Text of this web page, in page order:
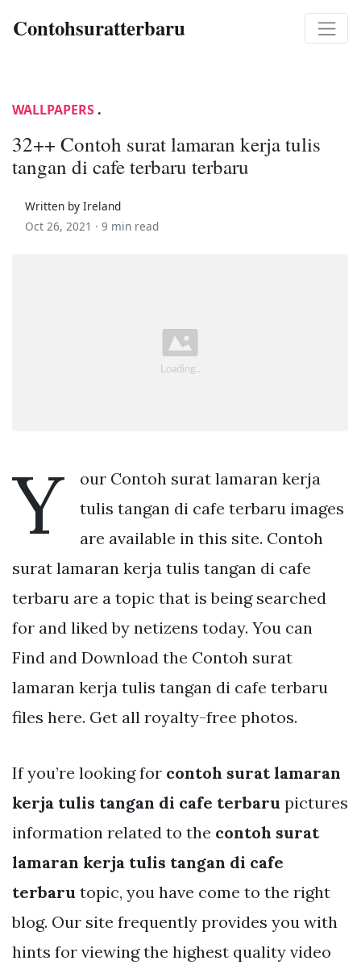
Contohsuratterbaru
WALLPAPERS .
32++ Contoh surat lamaran kerja tulis
tangan di cafe terbaru terbaru
Written by Ireland
Oct 26, 2021 · 9 min read
Y
our Contoh surat lamaran kerja
tulis tangan di cafe terbaru images
are available in this site. Contoh
surat lamaran kerja tulis tangan di cafe
terbaru are a topic that is being searched
for and liked by netizens today. You can
Find and Download the Contoh surat
lamaran kerja tulis tangan di cafe terbaru
files here. Get all royalty-free photos.
If you’re looking for contoh surat lamaran
kerja tulis tangan di cafe terbaru pictures
information related to the contoh surat
lamaran kerja tulis tangan di cafe
terbaru topic, you have come to the right
blog. Our site frequently provides you with
hints for viewing the highest quality video